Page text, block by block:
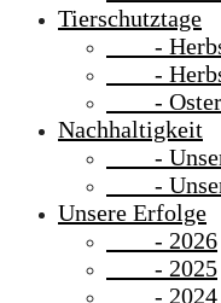
Tierschutztage
-
-
-
Nachhaltigkeit
- Unser
-
Unsere Erfolge
- 2026
- 2025
- 2024